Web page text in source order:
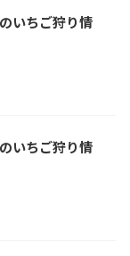
いちご狩り情
いちご狩り情